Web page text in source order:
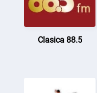
Clasica 88.5